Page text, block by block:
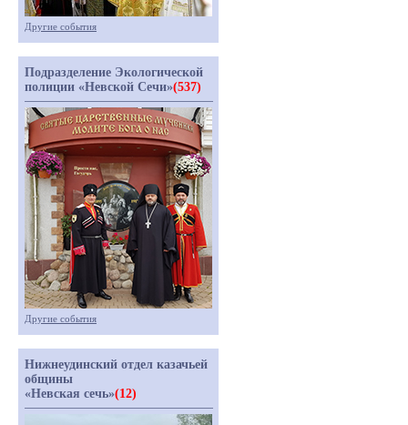
Другие события
Подразделение Экологической
полиции «Невской Сечи»(537)
Другие события
Нижнеудинский отдел казачьей
общины
«Невская сечь»(12)